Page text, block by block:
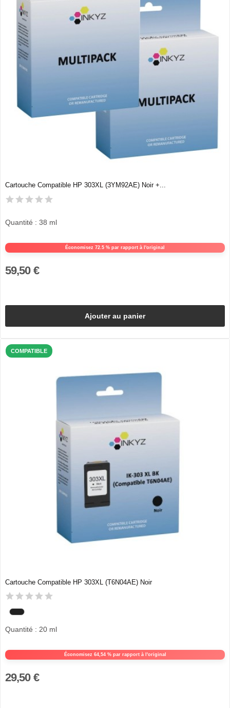
Cartouche Compatible HP 303XL (3YM92AE) Noir +...
Économisez 72.5 % par rapport à l'original
Quantité : 38 ml
59,50 €
Ajouter au panier
COMPATIBLE
Cartouche Compatible HP 303XL (T6N04AE) Noir
Économisez 64,54 % par rapport à l'original
Quantité : 20 ml
29,50 €